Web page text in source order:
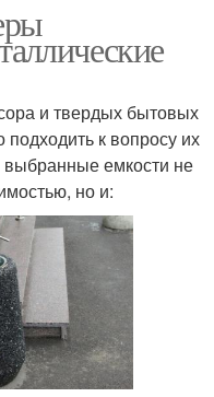
и твердых бытовых
подходить к вопросу их
емкости не
но и: